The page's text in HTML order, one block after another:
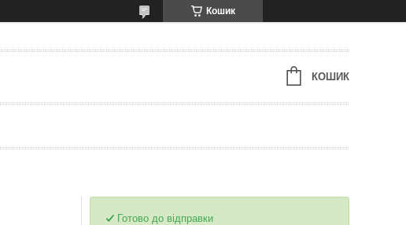
Кошик
КОШИК
Готово до відправки